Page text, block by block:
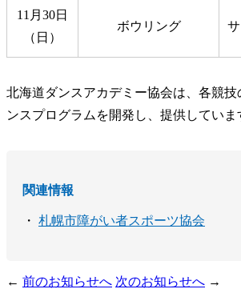
11月30日
（日）
ボウリング
北海道ダンスアカデミー協会は、各競
ンスプログラムを開発し、提供していま
関連情報
・ 札幌市障がい者スポーツ協会
← 前のお知らせへ 次のお知らせへ →